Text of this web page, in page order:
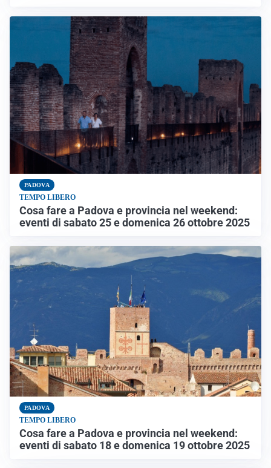
PADOVA
TEMPO LIBERO
Cosa fare a Padova e provincia nel weekend:
eventi di sabato 25 e domenica 26 ottobre 2025
PADOVA
TEMPO LIBERO
Cosa fare a Padova e provincia nel weekend:
eventi di sabato 18 e domenica 19 ottobre 2025